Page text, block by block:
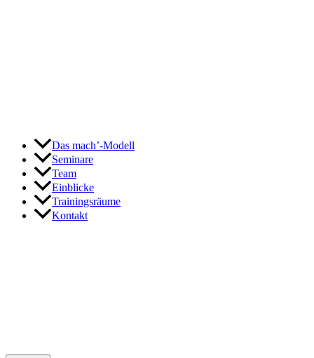
Das mach’-Modell
Seminare
Team
Einblicke
Trainingsräume
Kontakt